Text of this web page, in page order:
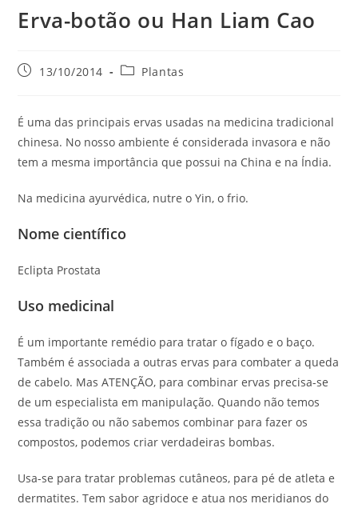
Erva-botão ou Han Liam Cao
Post13/10/2014
Categoria
Plantas
É uma das principais ervas usadas na medicina tradicional
chinesa. No nosso ambiente é considerada invasora e não
tem a mesma importância que possui na China e na Índia.
Na medicina ayurvédica, nutre o Yin, o frio.
Nome científico
Eclipta Prostata
Uso medicinal
É um importante remédio para tratar o fígado e o baço.
Também é associada a outras ervas para combater a queda
de cabelo. Mas ATENÇÃO, para combinar ervas precisa-se
de um especialista em manipulação. Quando não temos
essa tradição ou não sabemos combinar para fazer os
compostos, podemos criar verdadeiras bombas.
Usa-se para tratar problemas cutâneos, para pé de atleta e
dermatites. Tem sabor agridoce e atua nos meridianos do